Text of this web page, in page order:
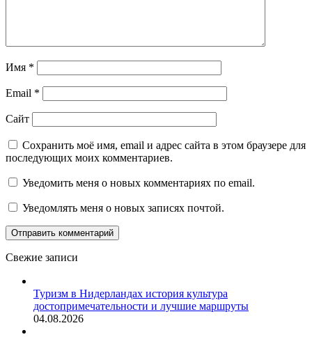
Имя *
Email *
Сайт
Сохранить моё имя, email и адрес сайта в этом браузере для
последующих моих комментариев.
Уведомить меня о новых комментариях по email.
Уведомлять меня о новых записях почтой.
Свежие записи
Туризм в Нидерландах история культура
достопримечательности и лучшие маршруты
04.08.2026